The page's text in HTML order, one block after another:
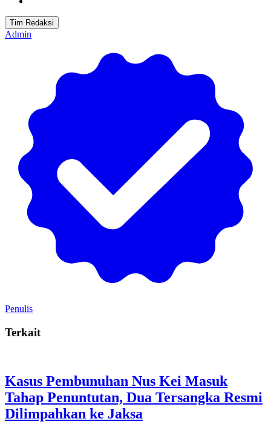
Tim Redaksi
Admin
Penulis
Terkait
Kasus Pembunuhan Nus Kei Masuk
Tahap Penuntutan, Dua Tersangka Resmi
Dilimpahkan ke Jaksa